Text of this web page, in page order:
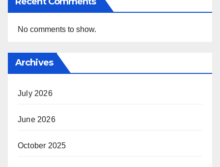
No comments to show.
Archives
July 2026
June 2026
October 2025